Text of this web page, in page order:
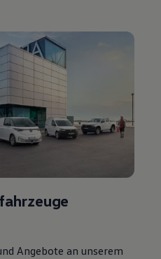
Angebote an unserem